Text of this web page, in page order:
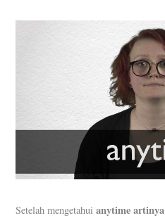
Setelah mengetahuianytime artinya